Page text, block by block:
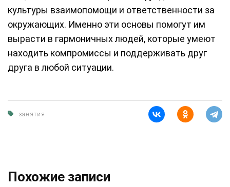
культуры взаимопомощи и ответственности за
окружающих. Именно эти основы помогут им
вырасти в гармоничных людей, которые умеют
находить компромиссы и поддерживать друг
друга в любой ситуации.
занятия
Похожие записи